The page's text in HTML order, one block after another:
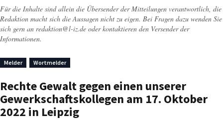
Für die Inhalte sind allein die Übersender der Mitteilungen verantwortlich, die
Redaktion macht sich die Aussagen nicht zu eigen. Bei Fragen dazu wenden Sie
sich gern an redaktion@l-iz.de oder kontaktieren den Versender der
Informationen.
Melder Wortmelder
Rechte Gewalt gegen einen unserer
Gewerkschaftskollegen am 17. Oktober
2022 in Leipzig